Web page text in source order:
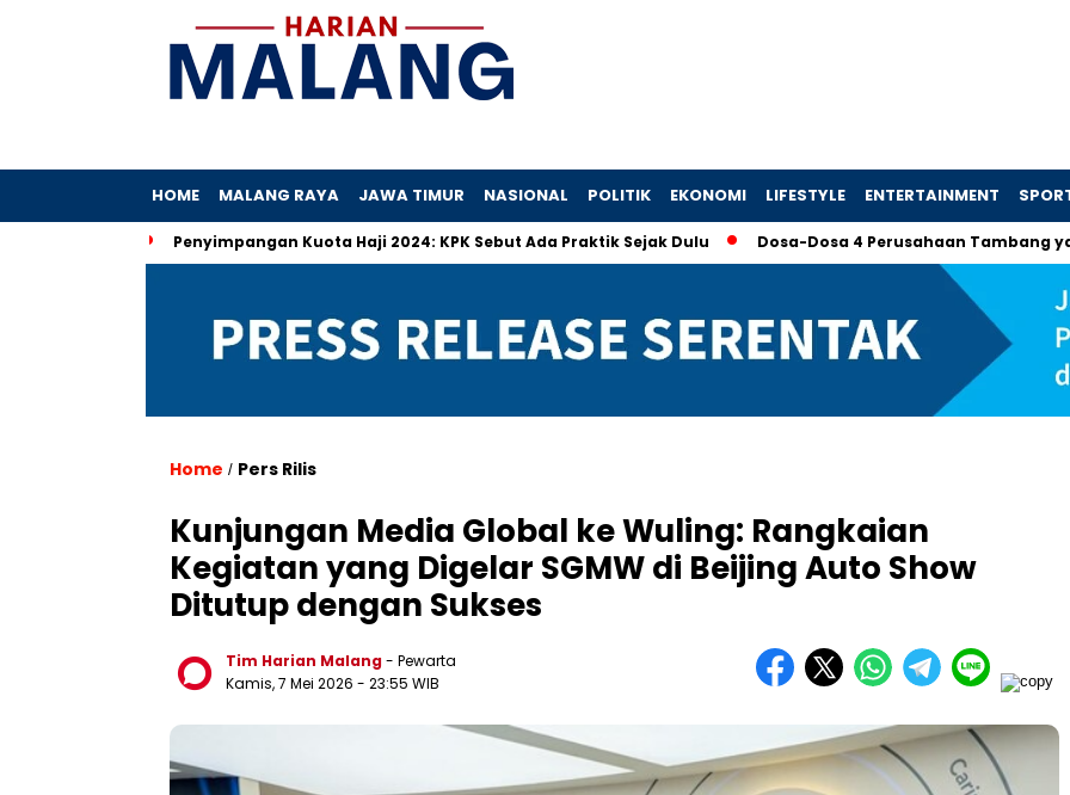
HOME MALANG RAYA JAWA TIMUR NASIONAL POLITIK EKONOMI LIFESTYLE ENTERTAINMENT
Penyimpangan Kuota Haji 2024: KPK Sebut Ada Praktik Sejak Dulu Dosa-Dosa 4 Perusahaan Tambang yang
Home / Pers Rilis
Kunjungan Media Global ke Wuling: Rangkaian
Kegiatan yang Digelar SGMW di Beijing Auto Show
Ditutup dengan Sukses
Tim Harian Malang- Pewarta
Kamis, 7 Mei 2026 - 23:55 WIB